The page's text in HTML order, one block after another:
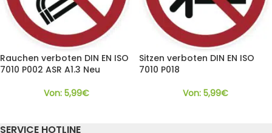
Rauchen verboten DIN EN ISO
7010 P002 ASR A1.3 Neu
Von: 5,99€
Sitzen verboten DIN EN ISO
7010 P018
Von: 5,99€
SERVICE HOTLINE